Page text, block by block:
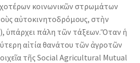
κοινωνικῶν στρωμάτων
αὐτοκινητοδρόμους, στὴν
ὑπάρχει πάλη τῶν τάξεων.Ὅταν ἡ
αἰτία θανάτου τῶν ἀγροτῶν
τῆς Social Agricultural Mutual